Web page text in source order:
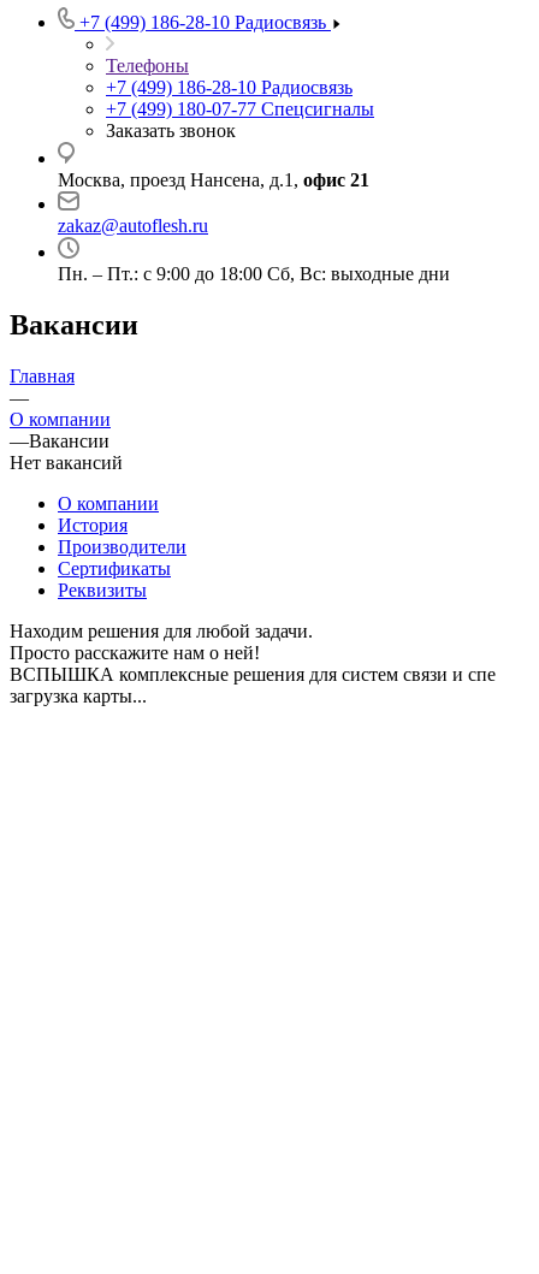
+7 (499) 186-28-10 Радиосвязь
Телефоны
+7 (499) 186-28-10 Радиосвязь
+7 (499) 180-07-77 Спецсигналы
Заказать звонок
Москва, проезд Нансена, д.1, офис 21
zakaz@autoflesh.ru
Пн. – Пт.: с 9:00 до 18:00 Cб, Вс: выходные дни
Вакансии
Главная
—
О компании
—Вакансии
Нет вакансий
О компании
История
Производители
Сертификаты
Реквизиты
Находим решения для любой задачи.
Просто расскажите нам о ней!
ВСПЫШКА комплексные решения для систем связи и спе
загрузка карты...